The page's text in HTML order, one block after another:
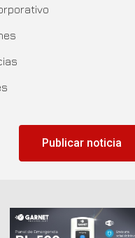
Publicar noticia